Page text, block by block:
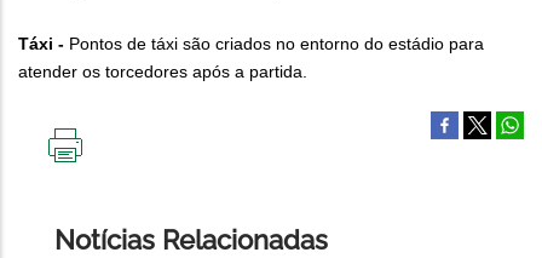
Táxi - Pontos de táxi são criados no entorno do estádio para
atender os torcedores após a partida.
Notícias Relacionadas